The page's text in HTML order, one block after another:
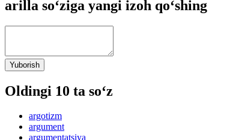
arilla so‘ziga yangi izoh qo‘shing
Yuborish
Oldingi 10 ta so‘z
argotizm
argument
argumentatsiya